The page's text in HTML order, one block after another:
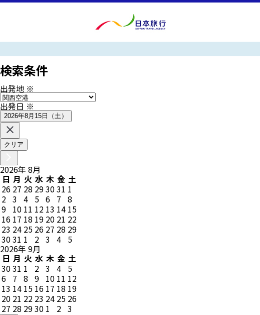
検索条件
出発地 ※
出発日※
2026年8月15日（土）
クリア
2026年 8月
日 月 火 水 木 金 土
26 27 28 293031 1
2 3 4 5 6 7 8
9 10 11 12 13 14 15
16 17 18 19 20 21 22
23 24 25 26 27 28 29
3031 1 2 3 4 5
2026年 9月
日 月 火 水 木 金 土
3031 1 2 3 4 5
6 7 8 9 10 11 12
13 14 15 16 17 18 19
20 21 22 23 24 25 26
27 28 2930 1 2 3